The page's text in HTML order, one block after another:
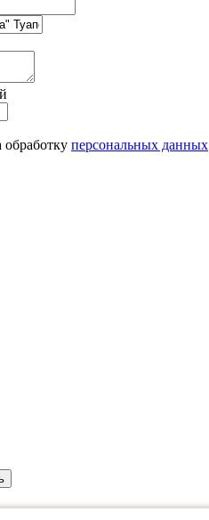
персональных данных